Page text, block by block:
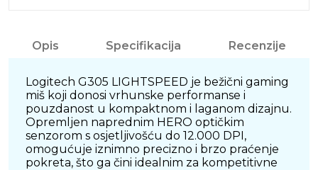
Opis Specifikacija Recenzije
Logitech G305 LIGHTSPEED je bežični gaming
miš koji donosi vrhunske performanse i
pouzdanost u kompaktnom i laganom dizajnu.
Opremljen naprednim HERO optičkim
senzorom s osjetljivošću do 12.000 DPI,
omogućuje iznimno precizno i brzo praćenje
pokreta, što ga čini idealnim za kompetitivne